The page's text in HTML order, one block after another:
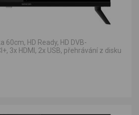
60cm, HD Ready, HD DVB-
3x HDMI, 2x USB, přehrávání z disku